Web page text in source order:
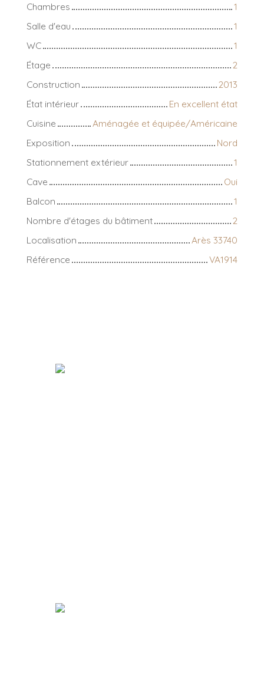
Chambres
1
Salle d'eau
1
WC
1
Étage
2
Construction
2013
État intérieur
En excellent état
Cuisine
Aménagée et équipée/Américaine
Exposition
Nord
Stationnement extérieur
1
Cave
Oui
Balcon
1
Nombre d'étages du bâtiment
2
Localisation
Arès 33740
Référence
VA1914